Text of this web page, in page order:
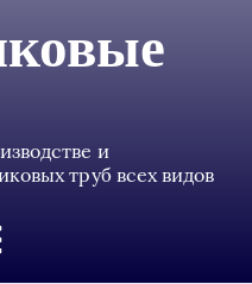
и
труб всех видов